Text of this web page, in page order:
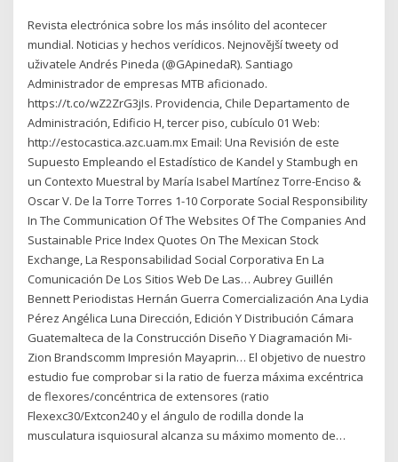
Revista electrónica sobre los más insólito del acontecer
mundial. Noticias y hechos verídicos. Nejnovější tweety od
uživatele Andrés Pineda (@GApinedaR). Santiago
Administrador de empresas MTB aficionado.
https://t.co/wZ2ZrG3jIs. Providencia, Chile Departamento de
Administración, Edificio H, tercer piso, cubículo 01 Web:
http://estocastica.azc.uam.mx Email: Una Revisión de este
Supuesto Empleando el Estadístico de Kandel y Stambugh en
un Contexto Muestral by María Isabel Martínez Torre-Enciso &
Oscar V. De la Torre Torres 1-10 Corporate Social Responsibility
In The Communication Of The Websites Of The Companies And
Sustainable Price Index Quotes On The Mexican Stock
Exchange, La Responsabilidad Social Corporativa En La
Comunicación De Los Sitios Web De Las… Aubrey Guillén
Bennett Periodistas Hernán Guerra Comercialización Ana Lydia
Pérez Angélica Luna Dirección, Edición Y Distribución Cámara
Guatemalteca de la Construcción Diseño Y Diagramación Mi-
Zion Brandscomm Impresión Mayaprin… El objetivo de nuestro
estudio fue comprobar si la ratio de fuerza máxima excéntrica
de flexores/concéntrica de extensores (ratio
Flexexc30/Extcon240 y el ángulo de rodilla donde la
musculatura isquiosural alcanza su máximo momento de…